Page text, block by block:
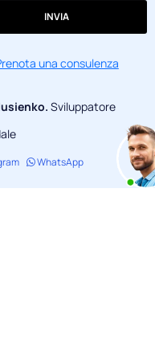
INVIA
una consulenza
Sviluppatore
WhatsApp